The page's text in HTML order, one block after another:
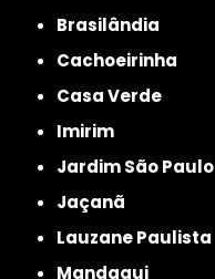
Brasilândia
Cachoeirinha
Casa Verde
Imirim
Jardim São Paulo
Jaçanã
Lauzane Paulista
Mandaqui